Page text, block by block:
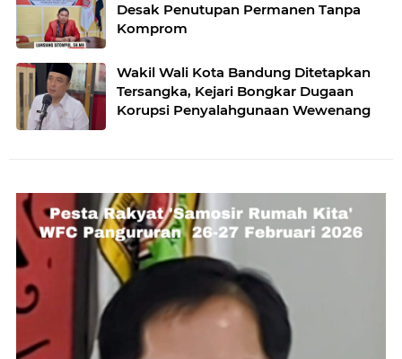
Desak Penutupan Permanen Tanpa
Komprom
Wakil Wali Kota Bandung Ditetapkan
Tersangka, Kejari Bongkar Dugaan
Korupsi Penyalahgunaan Wewenang